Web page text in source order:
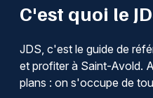
C'est quoi le
JDS, c'est le guide de
et profiter à Saint-Avold.
plans : on s'occupe de